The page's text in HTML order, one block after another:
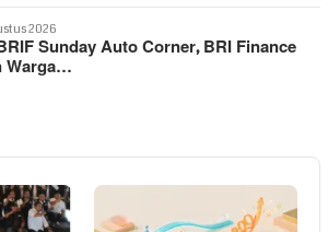
2026
Sunday Auto Corner, BRI Finance
Warga…